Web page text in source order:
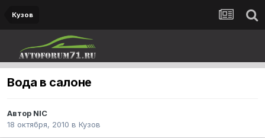
Кузов
Вода в салоне
Автор NIC
18 октября, 2010 в Кузов